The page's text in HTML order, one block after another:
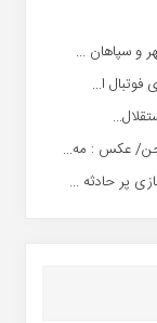
و سپاهان ...
فوتبال ا...
عکس : مه...
پر حادثه ...